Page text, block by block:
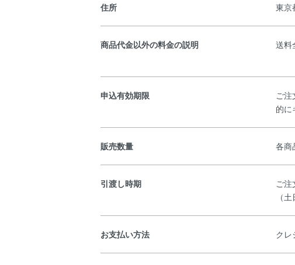
住所 東京
商品代金以外の料金の説明 送料
申込有効期限
ご注
的に
販売数量 各商
引渡し時期
ご注
（
お支払い方法 クレ